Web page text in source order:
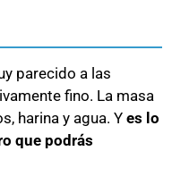
parecido a las
fino. La masa
harina y agua. Y es lo
que podrás